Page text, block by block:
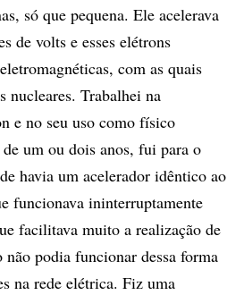
só que pequena. Ele acelerava
de volts e esses elétrons
com as quais
nucleares. Trabalhei na
e no seu uso como físico
um ou dois anos, fui para o
havia um acelerador idêntico ao
funcionava ininterruptamente
facilitava muito a realização de
não podia funcionar dessa forma
na rede elétrica. Fiz uma